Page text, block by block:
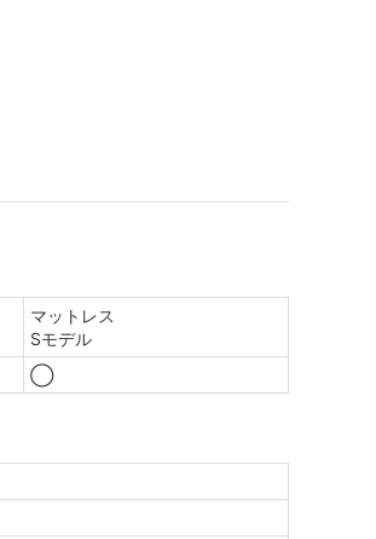
マットレス
Sモデル
◯